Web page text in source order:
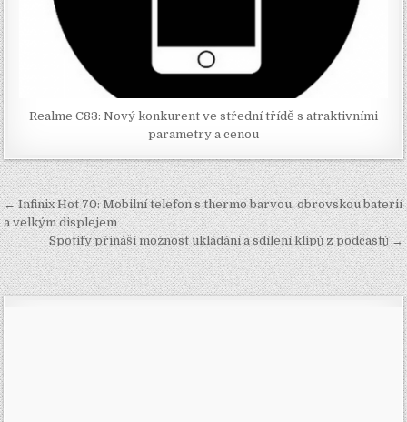
Realme C83: Nový konkurent ve střední třídě s atraktivními
parametry a cenou
Navigace
pro
příspěvek
← Infinix Hot 70: Mobilní telefon s thermo barvou, obrovskou baterií
a velkým displejem
Spotify přináší možnost ukládání a sdílení klipů z podcastů →